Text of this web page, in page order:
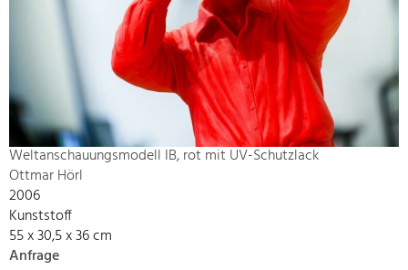
Weltanschauungsmodell IB, rot mit UV-Schutzlack
Ottmar Hörl
2006
Kunststoff
55 x 30,5 x 36 cm
Anfrage